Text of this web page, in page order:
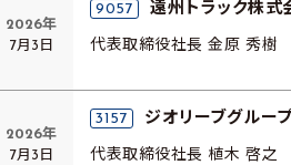
2026年
7月3日
9057 遠州トラック株式
代表取締役社長 金原 秀樹
2026年
7月3日
3157 ジオリーブグルー
代表取締役社長 植木 啓之